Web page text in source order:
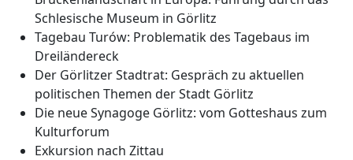
Schlesische Museum in Görlitz
Tagebau Turów: Problematik des Tagebaus im
Dreiländereck
Der Görlitzer Stadtrat: Gespräch zu aktuellen
politischen Themen der Stadt Görlitz
Die neue Synagoge Görlitz: vom Gotteshaus zum
Kulturforum
Exkursion nach Zittau